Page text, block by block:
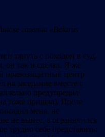
газеты «Belarus
и тянуть с походом в суд,
он так и сделал. Я же
правозащитный центр
на заседание вместе с
предупредил
тоже пришла). После
меня, не
не вынес, а ограничился
трудно себе представить: